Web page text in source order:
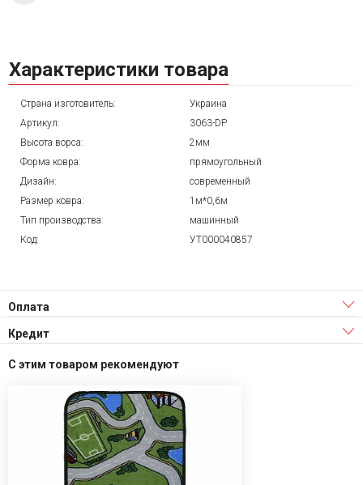
Характеристики товара
Страна изготовитель:
Украина
Артикул:
3063-DP
Высота ворса:
2мм
Форма ковра:
прямоугольный
Дизайн:
современный
Размер ковра:
1м*0,6м
Тип производства:
машинный
Код:
УТ000040857
Оплата
Кредит
С этим товаром рекомендуют